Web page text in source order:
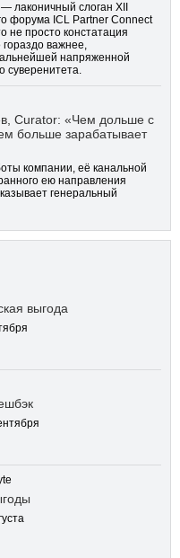
лаконичный слоган XII
форума ICL Partner Connect
не просто констатация
важнее,
напряженной
суверенитета.
Curator: «Чем дольше с
больше зарабатывает
компании, её канальной
ею направления
генеральный
выгода